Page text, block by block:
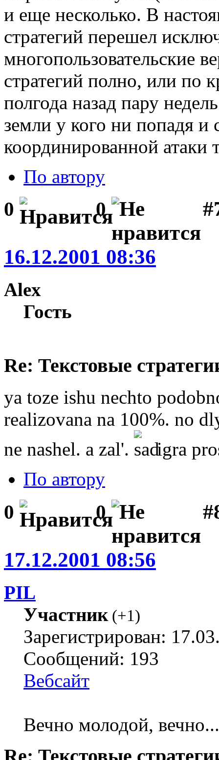
и еще несколько. В
стратегий перешел
многопользовательские
стратегий полно, или по
полгода назад пару
земли у кого ни попадя и
координированной атаки
По автору
0 0
16.12.2001 08:36
Alex
Гость
Re: Текстовые
ya toze ishu nechto
realizovana na 100%. no
ne nashel. a zal'.
igra
По автору
0 0
17.12.2001 08:56
PIL
Участник(+1)
Зарегистрирован:
Сообщений: 193
Вебсайт
Вечно молодой,